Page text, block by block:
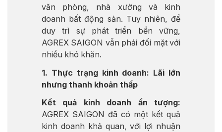
văn phòng, nhà xưởng và kinh
doanh bất động sản. Tuy nhiên, để
duy trì sự phát triển bền vững,
AGREX SAIGON vẫn phải đối mặt với
nhiều khó khăn.
1. Thực trạng kinh doanh: Lãi lớn
nhưng thanh khoản thấp
Kết quả kinh doanh ấn tượng:
AGREX SAIGON đã có một kết quả
kinh doanh khả quan, với lợi nhuận